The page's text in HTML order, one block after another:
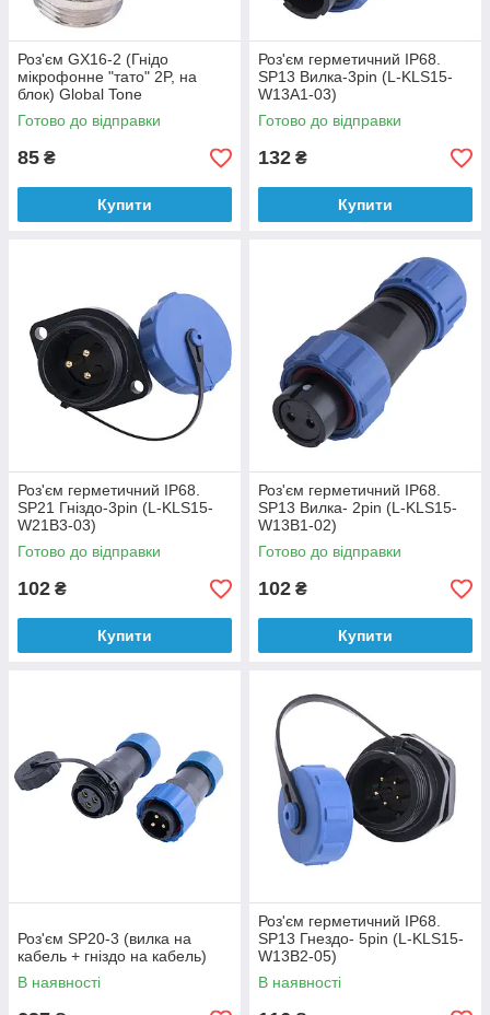
Роз'єм GX16-2 (Гнідо
мікрофонне "тато" 2P, на
блок) Global Tone
Готово до відправки
85 ₴
Купити
Роз'єм герметичний IP68.
SP13 Вилка-3pin (L-KLS15-
W13A1-03)
Готово до відправки
132 ₴
Купити
Роз'єм герметичний IP68.
SP21 Гніздо-3pin (L-KLS15-
W21B3-03)
Готово до відправки
102 ₴
Купити
Роз'єм герметичний IP68.
SP13 Вилка- 2pin (L-KLS15-
W13B1-02)
Готово до відправки
102 ₴
Купити
Роз'єм SP20-3 (вилка на
кабель + гніздо на кабель)
В наявності
Роз'єм герметичний IP68.
SP13 Гнездо- 5pin (L-KLS15-
W13B2-05)
В наявності